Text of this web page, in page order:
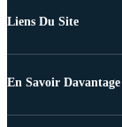
Liens Du Site
En Savoir Davantage